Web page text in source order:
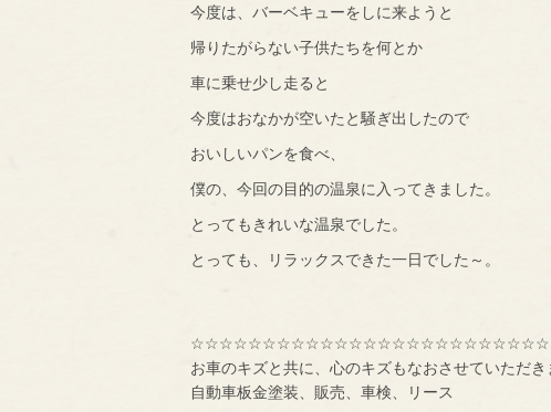
今度は、バーベキューをしに来ようと
帰りたがらない子供たちを何とか
車に乗せ少し走ると
今度はおなかが空いたと騒ぎ出したので
おいしいパンを食べ、
僕の、今回の目的の温泉に入ってきました。
とってもきれいな温泉でした。
とっても、リラックスできた一日でした～。
お車のキズと共に、心のキズもなおさせていただき
自動車板金塗装、販売、車検、リース